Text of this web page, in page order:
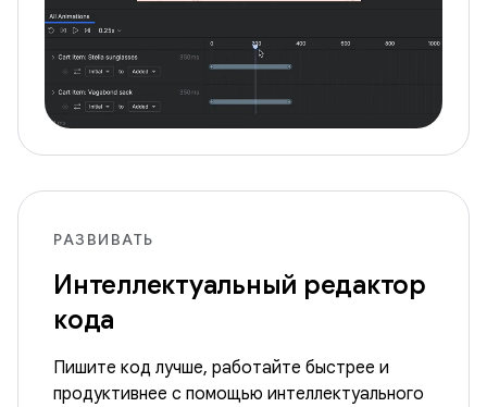
РАЗВИВАТЬ
Интеллектуальный редактор
кода
Пишите код лучше, работайте быстрее и
продуктивнее с помощью интеллектуального